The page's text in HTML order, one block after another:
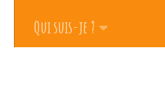
Qui suis-je ?